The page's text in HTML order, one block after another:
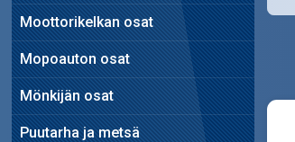
Moottorikelkan osat
Mopoauton osat
Mönkijän osat
Puutarha ja metsä